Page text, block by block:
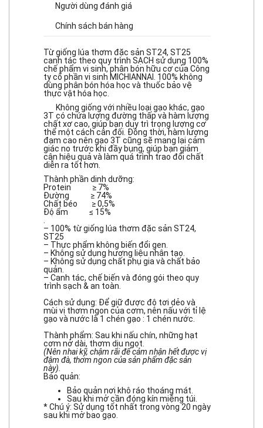
Người dùng đánh giá
Chính sách bán hàng
Từ giống lúa thơm đặc sản ST24, ST25
canh tác theo quy trình SẠCH sử dụng 100%
chế phẩm vi sinh, phân bón hữu cơ của Công
ty cổ phần vi sinh MICHIANNAI. 100% không
dùng phân bón hóa học và thuốc bảo vệ
thực vật hóa học.
Không giống với nhiều loại gạo khác, gạo
3T có chứa lượng đường thấp và hàm lượng
chất xơ cao, giúp bạn duy trì trọng lượng cơ
thể một cách cân đối. Đồng thời, hàm lượng
đạm cao nên gạo 3T cũng sẽ mang lại cảm
giác no trước khi đầy bụng, giúp bạn giảm
cân hiệu quả và làm quá trình trao đổi chất
diễn ra tốt hơn.
Thành phần dinh dưỡng:
Protein ≥ 7%
Đường ≥ 74%
Chất béo ≥ 0,5%
Độ ẩm ≤ 15%
– 100% từ giống lúa thơm đặc sản ST24,
ST25
– Thực phẩm không biến đổi gen.
– Không sử dụng hương liệu nhân tạo.
– Không sử dụng chất phụ gia và chất bảo
quản.
– Canh tác, chế biến và đóng gói theo quy
trình sạch & an toàn.
Cách sử dụng: Để giữ được độ tơi dẻo và
mùi vị thơm ngon của cơm, nên nấu với tỉ lệ
gạo và nước là 1 chén gạo : 1 chén nước.
Thành phẩm: Sau khi nấu chín, những hạt
cơm nở dài, thơm dịu ngọt.
(Nên nhai kỹ, chậm rãi để cảm nhận hết được vị
đậm đà, thơm ngon của sản phẩm đặc sản
này).
Bảo quản:
Bảo quản nơi khô ráo thoáng mát.
Sau khi mở cần đóng kín miệng túi.
* Chú ý: Sử dụng tốt nhất trong vòng 20 ngày
sau khi mở bao gạo.